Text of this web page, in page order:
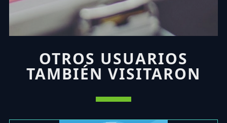
OTROS USUARIOS
TAMBIÉN VISITARON